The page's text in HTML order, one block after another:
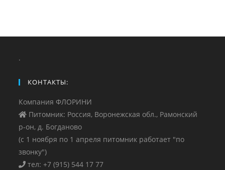
.
КОНТАКТЫ:
Компания ФЛОРИНИ
Питомник: Россия, Воронежская обл., Рамонский
р-он, д. Богданово
(с 1 ноября по 1 апреля питомник работает "по
звонку")
тел: +7 (915) 544 17 77